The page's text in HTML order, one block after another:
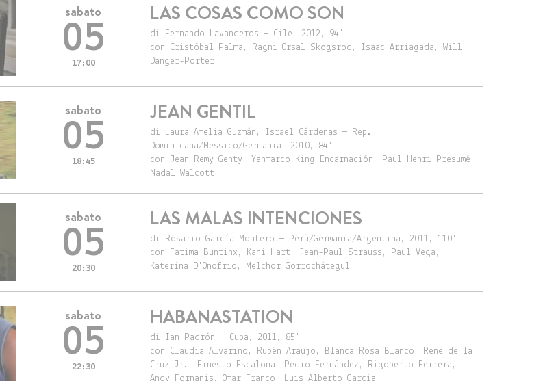
sabato
05
17:00
LAS COSAS COMO SON
di Fernando Lavanderos — Cile, 2012, 94'
con Cristóbal Palma, Ragni Orsal Skogsrod, Isaac Arriagada, Will
Danger-Porter
sabato
05
18:45
JEAN GENTIL
di Laura Amelia Guzmán, Israel Cárdenas — Rep.
Dominicana/Messico/Germania, 2010, 84'
con Jean Remy Genty, Yanmarco King Encarnación, Paul Henri Presumé,
Nadal Walcott
sabato
05
20:30
LAS MALAS INTENCIONES
di Rosario García-Montero — Perù/Germania/Argentina, 2011, 110'
con Fatima Buntinx, Kani Hart, Jean-Paul Strauss, Paul Vega,
Katerina D'Onofrio, Melchor Gorrochátegul
sabato
05
22:30
HABANASTATION
di Ian Padrón — Cuba, 2011, 85'
con Claudia Alvariño, Rubén Araujo, Blanca Rosa Blanco, René de la
Cruz Jr., Ernesto Escalona, Pedro Fernández, Rigoberto Ferrera,
Andy Fornanis, Omar Franco, Luis Alberto Garcia